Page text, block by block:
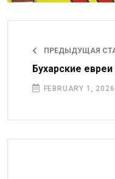
ПРЕДЫДУЩАЯ
Бухарские
FEBRUARY 1, 2026